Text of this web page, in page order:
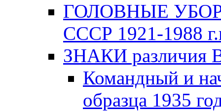
ГОЛОВНЫЕ
СССР 1921-1988
ЗНАКИ различия
Командный и
образца 1935